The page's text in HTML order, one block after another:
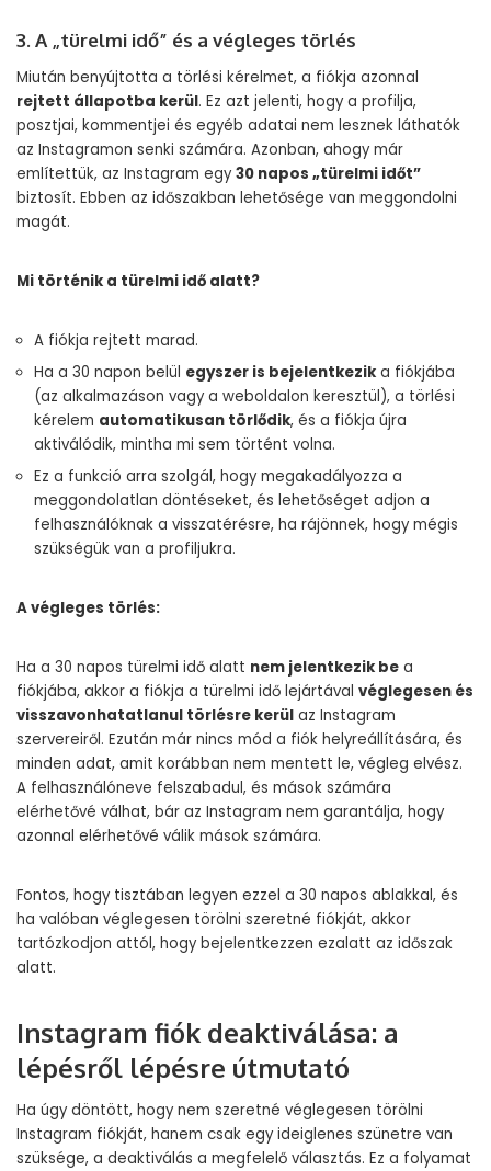
3. A „türelmi idő” és a végleges törlés
Miután benyújtotta a törlési kérelmet, a fiókja azonnal
rejtett állapotba kerül. Ez azt jelenti, hogy a profilja,
posztjai, kommentjei és egyéb adatai nem lesznek láthatók
az Instagramon senki számára. Azonban, ahogy már
említettük, az Instagram egy 30 napos „türelmi időt”
biztosít. Ebben az időszakban lehetősége van meggondolni
magát.
Mi történik a türelmi idő alatt?
A fiókja rejtett marad.
Ha a 30 napon belül egyszer is bejelentkezik a fiókjába
(az alkalmazáson vagy a weboldalon keresztül), a törlési
kérelem automatikusan törlődik, és a fiókja újra
aktiválódik, mintha mi sem történt volna.
Ez a funkció arra szolgál, hogy megakadályozza a
meggondolatlan döntéseket, és lehetőséget adjon a
felhasználóknak a visszatérésre, ha rájönnek, hogy mégis
szükségük van a profiljukra.
A végleges törlés:
Ha a 30 napos türelmi idő alatt nem jelentkezik be a
fiókjába, akkor a fiókja a türelmi idő lejártával véglegesen és
visszavonhatatlanul törlésre kerül az Instagram
szervereiről. Ezután már nincs mód a fiók helyreállítására, és
minden adat, amit korábban nem mentett le, végleg elvész.
A felhasználóneve felszabadul, és mások számára
elérhetővé válhat, bár az Instagram nem garantálja, hogy
azonnal elérhetővé válik mások számára.
Fontos, hogy tisztában legyen ezzel a 30 napos ablakkal, és
ha valóban véglegesen törölni szeretné fiókját, akkor
tartózkodjon attól, hogy bejelentkezzen ezalatt az időszak
alatt.
Instagram fiók deaktiválása: a
lépésről lépésre útmutató
Ha úgy döntött, hogy nem szeretné véglegesen törölni
Instagram fiókját, hanem csak egy ideiglenes szünetre van
szüksége, a deaktiválás a megfelelő választás. Ez a folyamat